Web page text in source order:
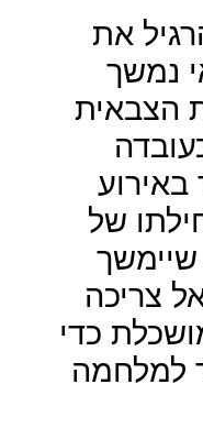
את
נמשך
הצבאית
באירוע
של
שיימשך
צריכה
כדי
למלחמה